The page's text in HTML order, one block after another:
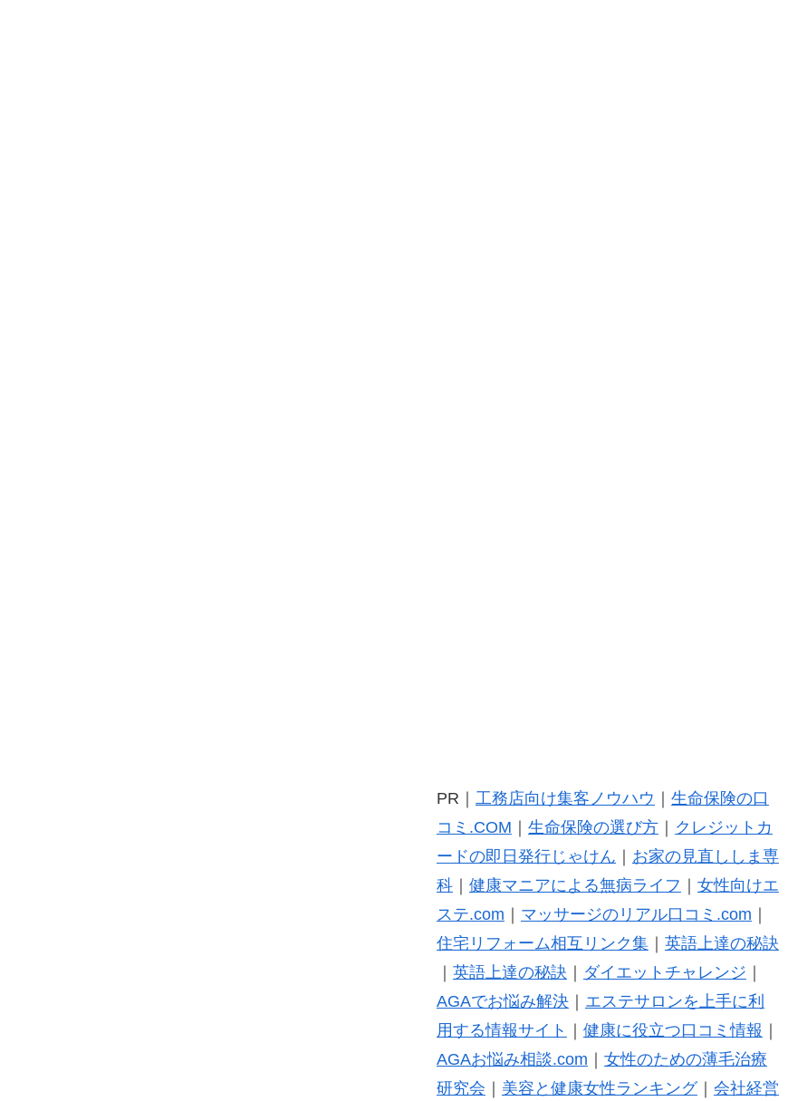
PR｜ 工務店向け集客ノウハウ
生命保険の口
コミ.COM
生命保険の選び方｜
クレジットカ
ードの即日発行じゃけん
お家の見直ししま専
科｜ 健康マニアによる無病ライフ
女性向けエ
ステ.com
マッサージのリアル口コミ.com
住宅リフォーム相互リンク集｜ 英語上達の秘訣
英語上達の秘訣 ダイエットチャレンジ
AGAでお悩み解決｜ エステサロンを上手に利
用する情報サイト
健康に役立つ口コミ情報
AGAお悩み相談.com
女性のための薄毛治療
研究会
美容と健康女性ランキング｜ 会社経営